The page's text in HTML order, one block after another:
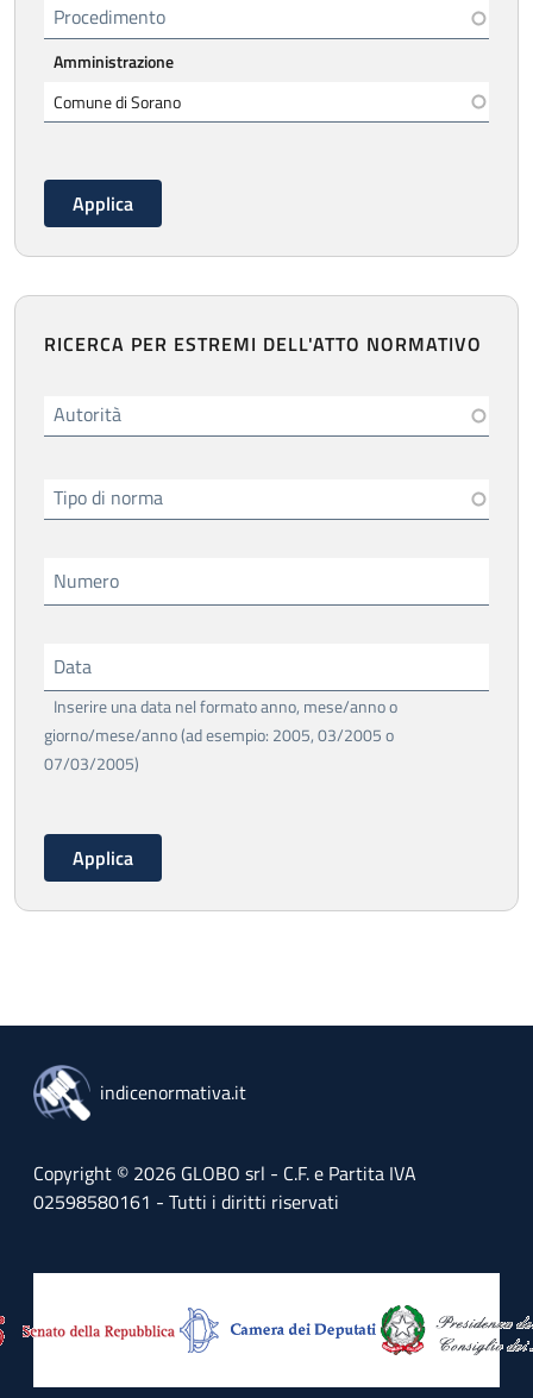
Procedimento
Amministrazione
RICERCA PER ESTREMI DELL'ATTO NORMATIVO
Autorità
Tipo di norma
Numero
Data
Inserire una data nel formato anno, mese/anno o
giorno/mese/anno (ad esempio: 2005, 03/2005 o
07/03/2005)
indicenormativa.it
Copyright © 2026 GLOBO srl - C.F. e Partita IVA
02598580161 - Tutti i diritti riservati